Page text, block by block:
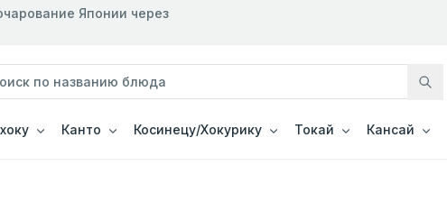
Японии через
Канто Косинецу/Хокурику Токай Кансай